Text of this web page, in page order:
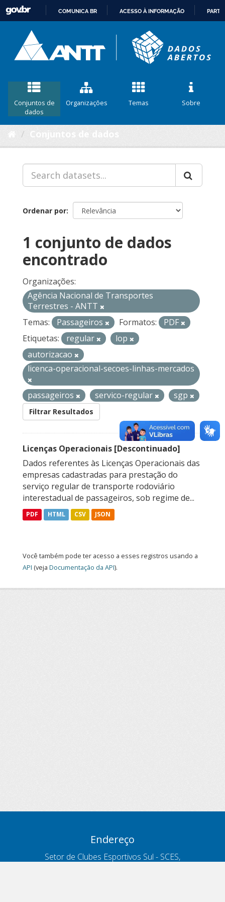
CONTEÚDO
COMUNICA BR ACESSO À INFORMAÇÃO
Conjuntos de
dados
Organizações Temas Sobre
Ordenar por
1 conjunto de dados
encontrado
Organizações:
Agência Nacional de Transportes
Terrestres - ANTT
Temas:
Passageiros Formatos:
PDF
Etiquetas:
regular
lop
autorizacao
licenca-operacional-secoes-linhas-mercados
passageiros servico-regular sgp
Filtrar Resultados
Licenças Operacionais [Descontinuado]
Dados referentes às Licenças Operacionais das
empresas cadastradas para prestação do
serviço regular de transporte rodoviário
interestadual de passageiros, sob regime de...
PDF HTML CSV JSON
Você também pode ter acesso a esses registros usando a
API (veja Documentação da API).
Endereço
Setor de Clubes Esportivos Sul - SCES,